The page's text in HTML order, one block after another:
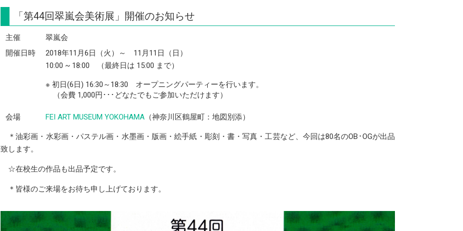
「第44回翠嵐会美術展」開催のお知らせ
主催
翠嵐会
開催日時
2018年11月6日（火）～ 11月11日（日）
10:00 ~ 18:00 （最終日は 15:00 まで）
※ 初日(6日) 16:30～18:30 オープニングパーティーを行います。
（会費 1,000円･･･どなたでもご参加いただけます）
会場 FEI ART MUSEUM YOKOHAMA （神奈川区鶴屋町：地図別添）
＊油彩画・水彩画・パステル画・水墨画・版画・絵手紙・彫刻・書・写真・工芸など、今回は80名のOB･OGが出品
致します。
☆在校生の作品も出品予定です。
＊皆様のご来場をお待ち申し上げております。